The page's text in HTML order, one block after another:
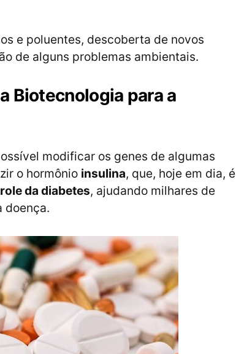
e poluentes, descoberta de novos
de alguns problemas ambientais.
Biotecnologia para a
modificar os genes de algumas
o hormônio insulina, que, hoje em dia, é
da diabetes, ajudando milhares de
doença.